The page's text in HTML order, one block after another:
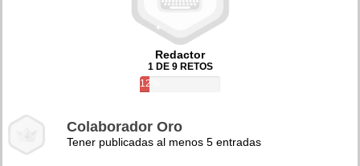
Redactor
1 DE 9 RETOS
12%
Colaborador Oro
Tener publicadas al menos 5 entradas